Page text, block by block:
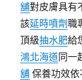
舖對皮膚具有
該延時噴劑職
頂級抽水肥給
鴻北海道同一
舖 保養功效